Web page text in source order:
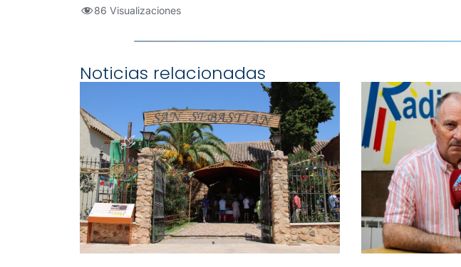
86 Visualizaciones
Noticias relacionadas